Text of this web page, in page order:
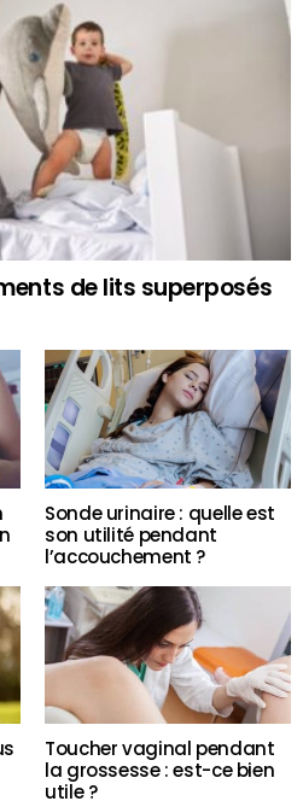
de lits superposés
Sonde urinaire : quelle est
son utilité pendant
l’accouchement ?
Toucher vaginal pendant
la grossesse : est-ce bien
utile ?